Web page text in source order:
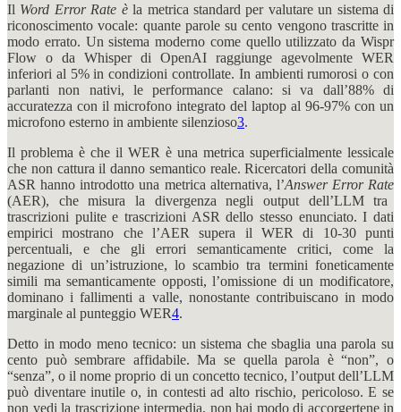
Il Word Error Rate èla metrica standard per valutare un sistema di
riconoscimento vocale: quante parole su cento vengono trascritte in
modo errato. Un sistema moderno come quello utilizzato da Wispr
Flow o da Whisper di OpenAI raggiunge agevolmente WER
inferiori al 5% in condizioni controllate. In ambienti rumorosi o con
parlanti non nativi, le performance calano: si va dall’88% di
accuratezza con il microfono integrato del laptop al 96-97% con un
microfono esterno in ambiente silenzioso3.
Il problema è che il WER è una metrica superficialmente lessicale
che non cattura il danno semantico reale. Ricercatori della comunità
ASR hanno introdotto una metrica alternativa, l’Answer Error Rate
(AER), che misura la divergenza negli output dell’LLM tra
trascrizioni pulite e trascrizioni ASR dello stesso enunciato. I dati
empirici mostrano che l’AER supera il WER di 10-30 punti
percentuali, e che gli errori semanticamente critici, come la
negazione di un’istruzione, lo scambio tra termini foneticamente
simili ma semanticamente opposti, l’omissione di un modificatore,
dominano i fallimenti a valle, nonostante contribuiscano in modo
marginale al punteggio WER4.
Detto in modo meno tecnico: un sistema che sbaglia una parola su
cento può sembrare affidabile. Ma se quella parola è “non”, o
“senza”, o il nome proprio di un concetto tecnico, l’output dell’LLM
può diventare inutile o, in contesti ad alto rischio, pericoloso. E se
non vedi la trascrizione intermedia, non hai modo di accorgertene in